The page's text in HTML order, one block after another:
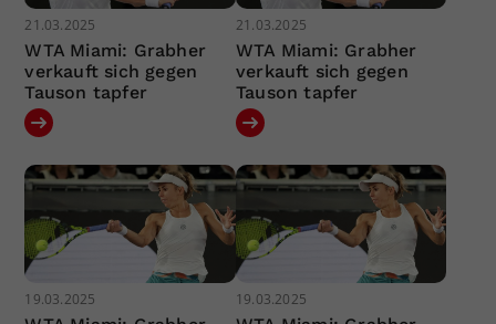
21.03.2025
WTA Miami: Grabher
verkauft sich gegen
Tauson tapfer
21.03.2025
WTA Miami: Grabher
verkauft sich gegen
Tauson tapfer
19.03.2025 19.03.2025